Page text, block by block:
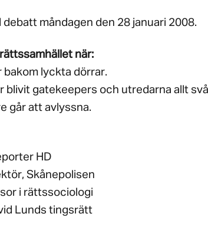
debatt måndagen den 28 januari 2008.
när:
bakom lyckta dörrar.
blivit gatekeepers och utredarna allt
går att avlyssna.
HD
Skånepolisen
i rättssociologi
Lunds tingsrätt